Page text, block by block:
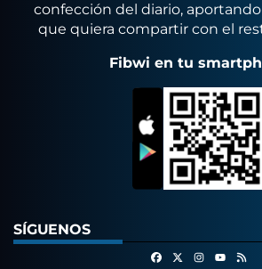
confección del diario,
que quiera compartir con el
Fibwi en tu
SÍGUENOS
FacebookInstagram